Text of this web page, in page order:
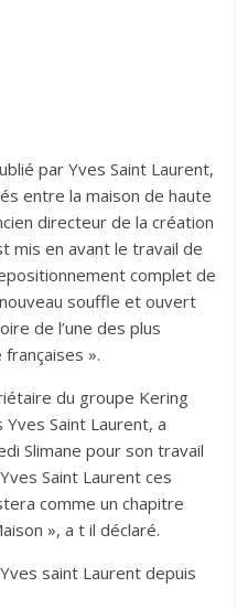
par Yves Saint Laurent,
entre la maison de haute
directeur de la création
mis en avant le travail de
complet de
souffle et ouvert
de l’une des plus
».
du groupe Kering
Saint Laurent, a
Slimane pour son travail
Saint Laurent ces
comme un chapitre
», a t il déclaré.
saint Laurent depuis